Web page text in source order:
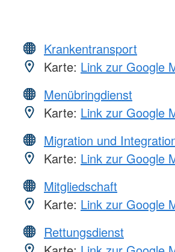
Krankentransport
Karte: Link zur Google
Menübringdienst
Karte: Link zur Google
Migration und
Karte: Link zur Google
Mitgliedschaft
Karte: Link zur Google
Rettungsdienst